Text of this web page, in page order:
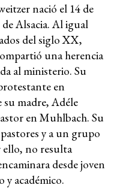
nació el 14 de
Alsacia. Al igual
del siglo XX,
una herencia
al ministerio. Su
en
su madre, Adéle
en Muhlbach. Su
y a un grupo
ello, no resulta
desde joven
y académico.